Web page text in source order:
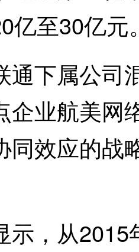
亿至30亿元
下属公司
企业航美网
同效应的战
，从2015